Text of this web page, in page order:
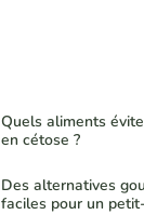
Quels aliments
en cétose ?
Des alternatives
faciles pour un